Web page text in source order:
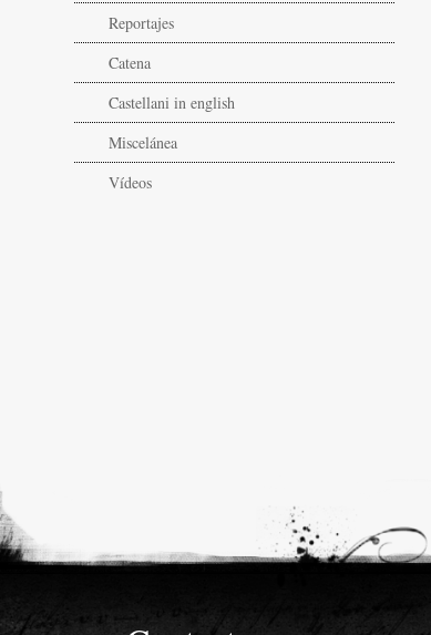
Reportajes
Catena
Castellani in english
Miscelánea
Vídeos